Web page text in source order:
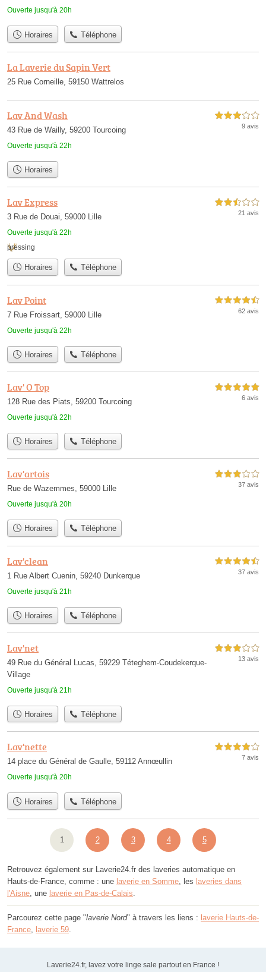
Ouverte jusqu'à 20h
Horaires Téléphone
La Laverie du Sapin Vert
25 Rue Corneille, 59150 Wattrelos
Lav And Wash
43 Rue de Wailly, 59200 Tourcoing
Ouverte jusqu'à 22h
3,0 étoiles sur 5
9 avis
Horaires
Lav Express
3 Rue de Douai, 59000 Lille
Ouverte jusqu'à 22h
2,5 étoiles sur 5
21 avis
pressing
Horaires Téléphone
Lav Point
7 Rue Froissart, 59000 Lille
Ouverte jusqu'à 22h
4,5 étoiles sur 5
62 avis
Horaires Téléphone
Lav' O Top
128 Rue des Piats, 59200 Tourcoing
Ouverte jusqu'à 22h
5,0 étoiles sur 5
6 avis
Horaires Téléphone
Lav'artois
Rue de Wazemmes, 59000 Lille
Ouverte jusqu'à 20h
3,0 étoiles sur 5
37 avis
Horaires Téléphone
Lav'clean
1 Rue Albert Cuenin, 59240 Dunkerque
Ouverte jusqu'à 21h
4,5 étoiles sur 5
37 avis
Horaires Téléphone
Lav'net
49 Rue du Général Lucas, 59229 Téteghem-Coudekerque-
Village
Ouverte jusqu'à 21h
3,0 étoiles sur 5
13 avis
Horaires Téléphone
Lav'nette
14 place du Général de Gaulle, 59112 Annœullin
Ouverte jusqu'à 20h
4,0 étoiles sur 5
7 avis
Horaires Téléphone
1 2 3 4 5
Retrouvez également sur Laverie24.fr des laveries automatique en
Hauts-de-France, comme : une laverie en Somme , les laveries dans
l'Aisne , une laverie en Pas-de-Calais
Parcourez cette page "laverie Nord" à travers les liens : laverie Hauts-de-
France
laverie 59
Laverie24.fr, lavez votre linge sale partout en France !